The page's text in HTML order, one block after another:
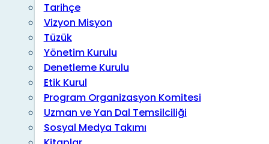
Tarihçe
Vizyon Misyon
Tüzük
Yönetim Kurulu
Denetleme Kurulu
Etik Kurul
Program Organizasyon Komitesi
Uzman ve Yan Dal Temsilciliği
Sosyal Medya Takımı